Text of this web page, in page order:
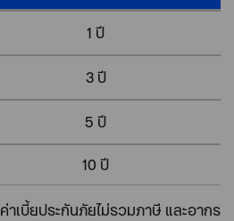
1 ปี
3 ปี
5 ปี
10 ปี
ค่าเบี้ยประกันภัยไม่รวมภาษี และอากร